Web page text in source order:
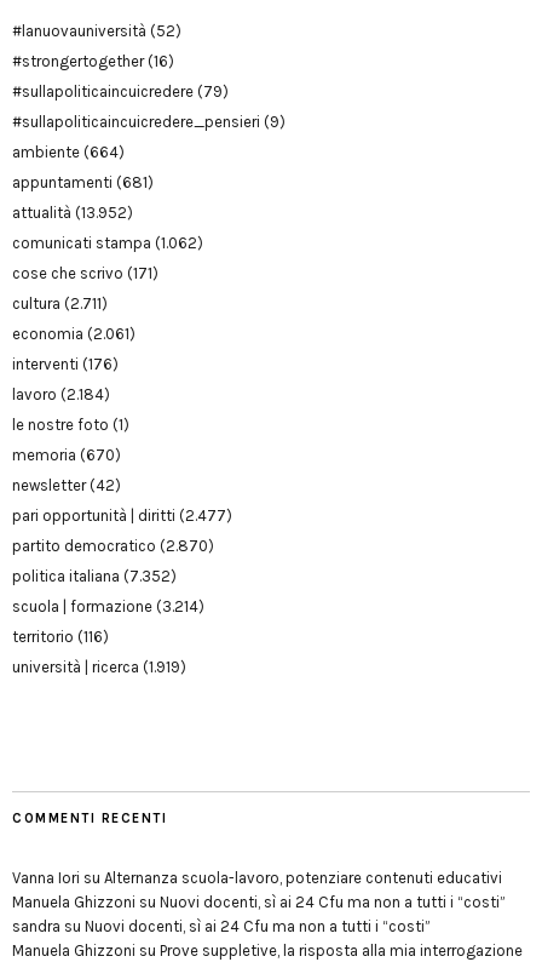
#lanuovauniversità (52)
#strongertogether(16)
#sullapoliticaincuicredere (79)
#sullapoliticaincuicredere_pensieri (9)
ambiente (664)
appuntamenti (681)
attualità (13.952)
comunicati stampa (1.062)
cose che scrivo (171)
cultura (2.711)
economia (2.061)
interventi (176)
lavoro (2.184)
le nostre foto (1)
memoria (670)
newsletter(42)
pari opportunità | diritti (2.477)
partito democratico (2.870)
politica italiana (7.352)
scuola | formazione (3.214)
territorio (116)
università | ricerca (1.919)
COMMENTI RECENTI
Vanna Iori su Alternanza scuola-lavoro, potenziare contenuti educativi
Manuela Ghizzoni su Nuovi docenti, sì ai 24 Cfu ma non a tutti i “costi”
sandra su Nuovi docenti, sì ai 24 Cfu ma non a tutti i “costi”
Manuela Ghizzoni su Prove suppletive, la risposta alla mia interrogazione